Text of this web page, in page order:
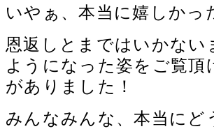
いやぁ、本当に嬉しかっ
恩返しとまではいかない
ようになった姿をご覧
がありました！
みんなみんな、本当に